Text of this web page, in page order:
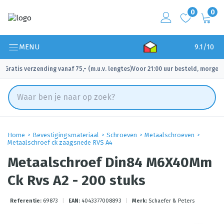
0 0
MENU 9.1/10
Gratis verzending vanaf 75,- (m.u.v. lengtes)
✓ Voor 21:00 uur besteld, morgen
Home Bevestigingsmateriaal Schroeven
Metaalschroeven
Metaalschroef ck zaagsnede RVS A4
Metaalschroef Din84 M6X40Mm
Ck Rvs A2 - 200 stuks
Referentie: 69873 EAN: 4043377008893 Merk: Schaefer & Peters